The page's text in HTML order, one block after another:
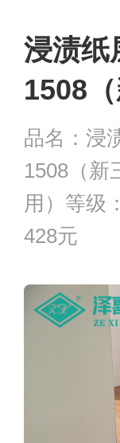
浸渍纸
1508（
品名：浸
1508（新
用）等级
428元